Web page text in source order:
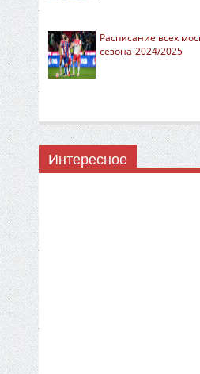
Расписание всех
сезона-2024/2025
Интересное